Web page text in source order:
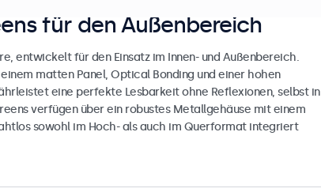
für den Außenbereich
entwickelt für den Einsatz im Innen- und Außenbereich.
matten Panel, Optical Bonding und einer hohen
eine perfekte Lesbarkeit ohne Reflexionen, selbst in
verfügen über ein robustes Metallgehäuse mit einem
sowohl im Hoch- als auch im Querformat integriert